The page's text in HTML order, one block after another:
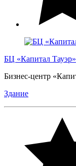
БЦ «Капитал Тауэр»
Бизнес-центр
Здание